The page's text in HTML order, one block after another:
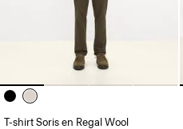
T-shirt Soris en Regal Wool